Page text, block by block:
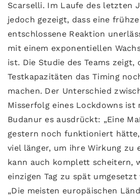
Scarselli. Im Laufe des letzten
jedoch gezeigt, dass eine
entschlossene Reaktion
mit einem exponentiellen
ist. Die Studie des Teams zeigt,
Testkapazitäten das Timing
machen. Der Unterschied
Misserfolg eines Lockdowns ist
Budanur es ausdrückt: „Eine
gestern noch funktioniert
viel länger, um ihre Wirkung zu
kann auch komplett scheitern,
einzigen Tag zu spät
„Die meisten europäischen